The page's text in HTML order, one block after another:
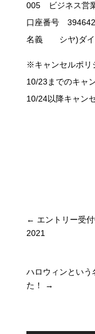
005 ビジネス営
口座番号
名義 シヤ)ダイ
※キャンセルポリ
10/23までのキャ
10/24以降キャン
← エントリー受
2021
ハロウィンとい
た！
→